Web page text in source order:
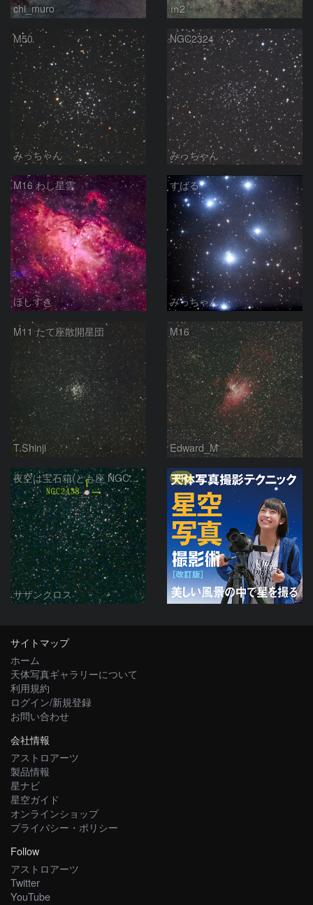
chi_muro ｍ2
M50
みっちゃん
NGC2324
みっちゃん
M16 わし星雲
ほしすき
すばる
みっちゃん
M11 たて座散開星団
T.Shinji
M16
Edward_M
夜空は宝石箱(とも座 NGC2438) Seestar50
サザンクロス
PR
サイトマップ
ホーム
天体写真ギャラリーについて
利用規約
ログイン/新規登録
お問い合わせ
会社情報
アストロアーツ
製品情報
星ナビ
星空ガイド
オンラインショップ
プライバシー・ポリシー
Follow
アストロアーツ
Twitter
YouTube